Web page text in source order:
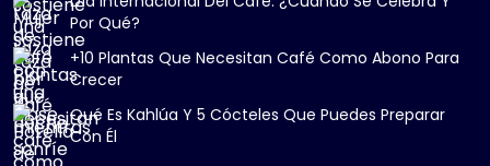
Por Qué?
+10 Plantas Que Necesitan Café Como Abono Para
Crecer
Qué Es Kahlúa Y 5 Cócteles Que Puedes Preparar
Con Él